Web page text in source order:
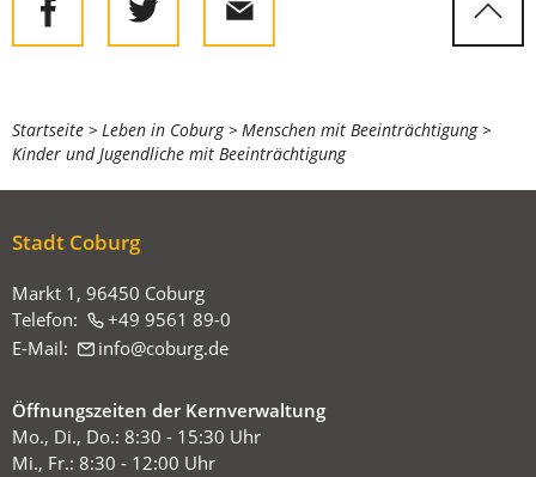
Sie
befinden
hier:
Startseite Leben in Coburg
Menschen mit Beeinträchtigung
Kinder und Jugendliche mit Beeinträchtigung
Stadt Coburg
Markt 1, 96450 Coburg
Telefon:
+49 9561 89-0
E-Mail:
info coburg de
Öffnungszeiten der Kernverwaltung
Mo., Di., Do.: 8:30 - 15:30 Uhr
Mi., Fr.: 8:30 - 12:00 Uhr